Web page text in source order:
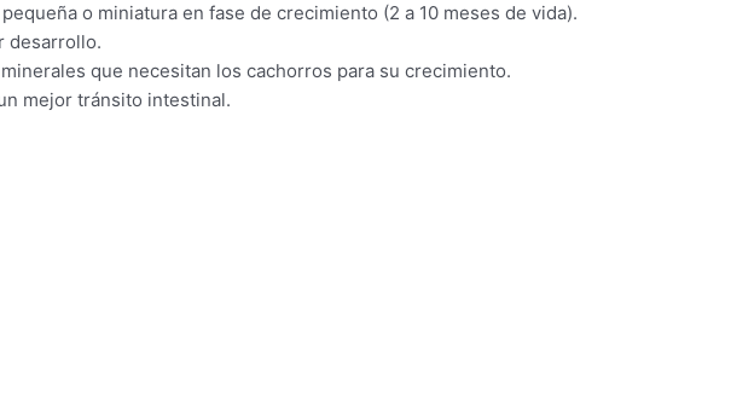
o miniatura en fase de crecimiento (2 a 10 meses de vida).
desarrollo.
minerales que necesitan los cachorros para su crecimiento.
mejor tránsito intestinal.